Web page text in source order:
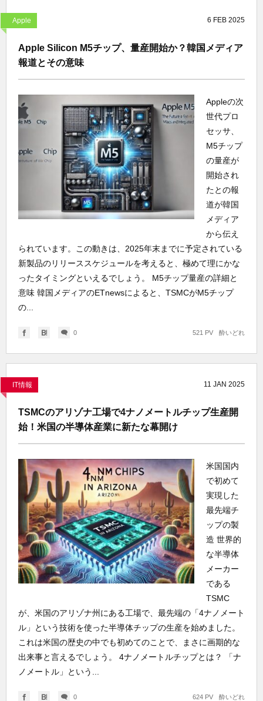
Apple 6 FEB 2025
Apple Silicon M5チップ、量産開始か？韓国メディア
報道とその意味
Appleの次
世代プロ
セッサ、
M5チップ
の量産が
開始され
たとの報
道が韓国
メディア
から伝え
られています。この動きは、2025年末までに予定されている
新製品のリリーススケジュールを考えると、極めて理にかな
ったタイミングといえるでしょう。 M5チップ量産の詳細と
意味 韓国メディアのETnewsによると、TSMCがM5チップ
の...
0 酔いどれ
521 PV
IT情報 11 JAN 2025
TSMCのアリゾナ工場で4ナノメートルチップ生産開
始！米国の半導体産業に新たな幕開け
米国国内
で初めて
実現した
最先端チ
ップの製
造 世界的
な半導体
メーカー
である
TSMC
が、米国のアリゾナ州にある工場で、最先端の「4ナノメート
ル」という技術を使った半導体チップの生産を始めました。
これは米国の歴史の中でも初めてのことで、まさに画期的な
出来事と言えるでしょう。 4ナノメートルチップとは？ 「ナ
ノメートル」という...
0 酔いどれ
624 PV